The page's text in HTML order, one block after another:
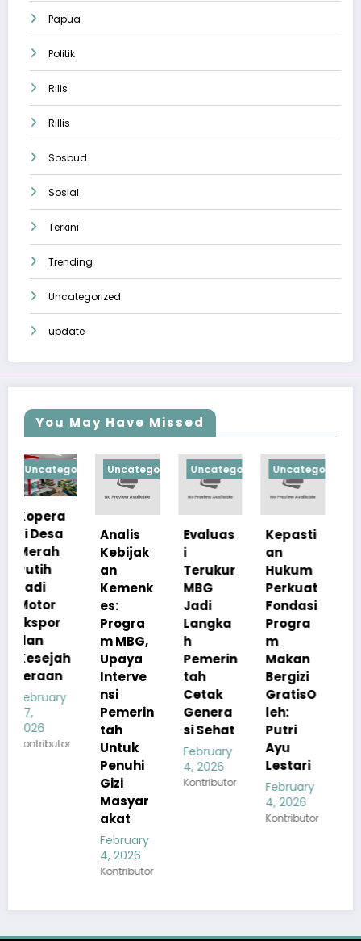
Papua
Politik
Rilis
Rillis
Sosbud
Sosial
Terkini
Trending
Uncategorized
update
You May Have Missed
Uncategorized
Analis
Kebijak
an
Kemenk
es:
Progra
m MBG,
Upaya
Interve
nsi
tah
Untuk
Uncategorized
Evaluas
i
MBG
Jadi
Langka
h
Pemerin
tah
Cetak
Genera
si Sehat
February
4, 2026
Kontributor
Uncategorized
Kepasti
Hukum
Perkuat
Fondasi
Progra
Makan
Bergizi
GratisO
leh:
Putri
Ayu
Lestari
February
Apresia
si
Pemerin
tah
Pastika
n
s Menu
MBG
Tetap
Sesuai
Standar
Gizi
February
4, 2026
Kontributor